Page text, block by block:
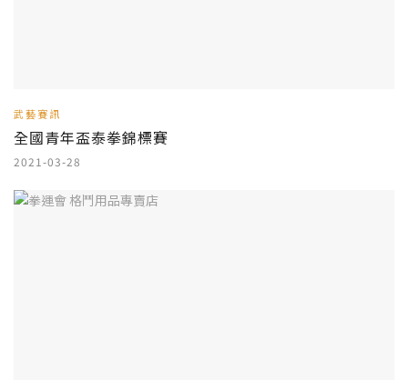
武藝賽訊
全國青年盃泰拳錦標賽
2021-03-28